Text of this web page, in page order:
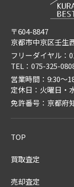
〒604-8847
京都市中京区壬生
フリーダイヤル：
TEL：075-325-
営業時間：9:30〜
定休日：火曜日・
免許番号：京都府
TOP
買取査定
売却査定